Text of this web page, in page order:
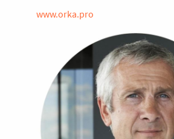
www.orka.pro